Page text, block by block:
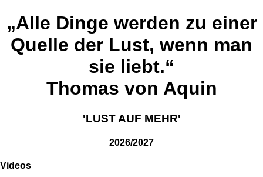
„Alle Dinge werden zu einer
Quelle der Lust, wenn man
sie liebt.“
Thomas von Aquin
'LUST AUF MEHR'
2026/2027
Videos